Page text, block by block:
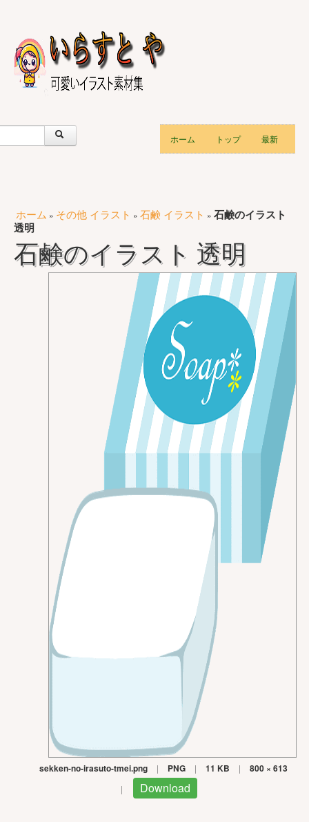
ホーム トップ 最新
ホーム » その他 イラスト » 石鹸 イラスト » 石鹸のイラスト
透明
石鹸のイラスト 透明
sekken-no-irasuto-tmei.png | PNG | 11 KB | 800 × 613
| Download